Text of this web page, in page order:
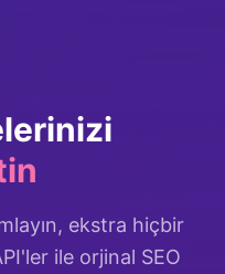
ekstra hiçbir
ile orjinal SEO